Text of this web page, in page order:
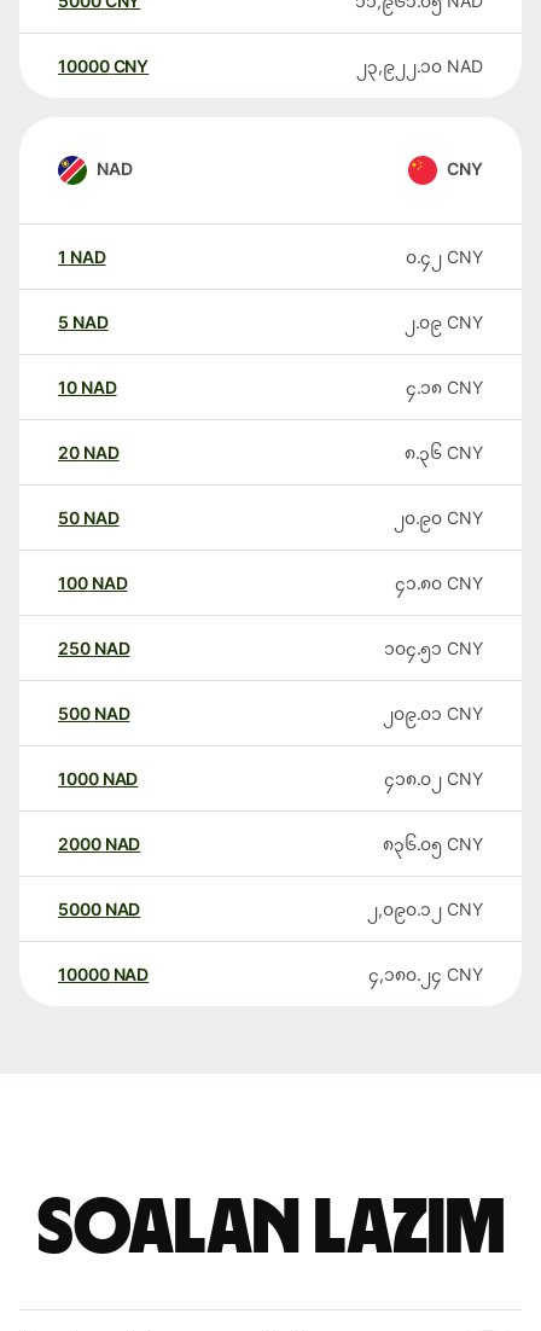
10000 CNY ၂၃,၉၂၂.၁၀ NAD
NAD CNY
1 NAD ၀.၄၂ CNY
5 NAD ၂.၀၉ CNY
10 NAD ၄.၁၈ CNY
20 NAD ၈.၃၆ CNY
50 NAD ၂၀.၉၀ CNY
100 NAD ၄၁.၈၀ CNY
250 NAD ၁၀၄.၅၁ CNY
500 NAD ၂၀၉.၀၁ CNY
1000 NAD ၄၁၈.၀၂ CNY
2000 NAD ၈၃၆.၀၅ CNY
5000 NAD ၂,၀၉၀.၁၂ CNY
10000 NAD ၄,၁၈၀.၂၄ CNY
Soalan Lazim